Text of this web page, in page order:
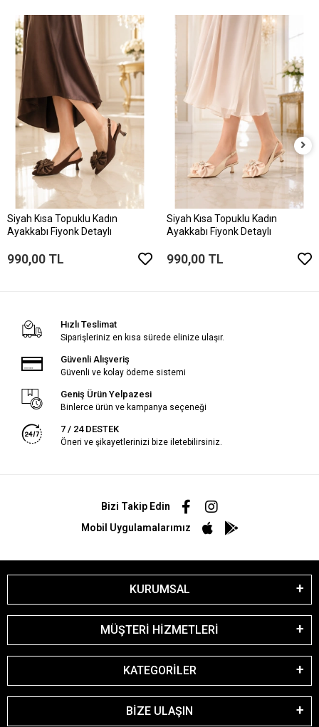
Siyah Kısa Topuklu Kadın
Ayakkabı Fiyonk Detaylı
990,00 TL
Siyah Kısa Topuklu Kadın
Ayakkabı Fiyonk Detaylı
990,00 TL
Hızlı Teslimat
Siparişleriniz en kısa sürede elinize ulaşır.
Güvenli Alışveriş
Güvenli ve kolay ödeme sistemi
Geniş Ürün Yelpazesi
Binlerce ürün ve kampanya seçeneği
7 / 24 DESTEK
Öneri ve şikayetlerinizi bize iletebilirsiniz.
Bizi Takip Edin
Mobil Uygulamalarımız
KURUMSAL
MÜŞTERİ HİZMETLERİ
KATEGORİLER
BİZE ULAŞIN